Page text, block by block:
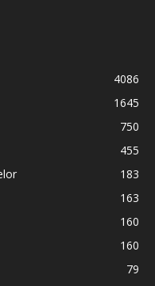
4086
1645
750
455
183
163
160
160
79